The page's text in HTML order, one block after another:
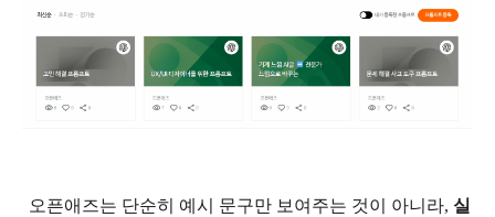
오픈애즈는 단순히 예시 문구만 보여주는 것이 아니라, 실